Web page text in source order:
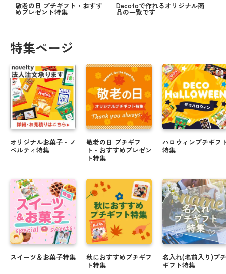
敬老の日 プチギフト・おすす
めプレゼント特集
Decotoで作れるオリジナル商
品の一覧です
特集ページ
オリジナルお菓子・ノ
ベルティ特集
スイーツ＆お菓子特集
敬老の日 プチギフ
ト・おすすめプレゼン
ト特集
秋におすすめプチギフ
ト特集
ハロウィンプチギフ
特集
名入れ(名前入り)プチ
ギフト特集